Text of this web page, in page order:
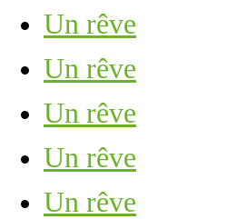
Un rêve
Un rêve
Un rêve
Un rêve
Un rêve